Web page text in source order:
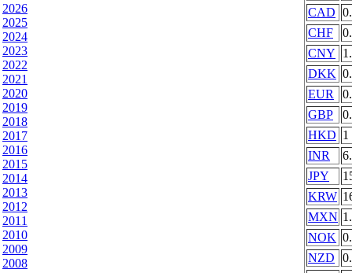
2026
2025
2024
2023
2022
2021
2020
2019
2018
2017
2016
2015
2014
2013
2012
2011
2010
2009
2008
CAD
CHF
CNY
DKK
EUR
GBP
HKD 1
INR
JPY
KRW
MXN
NOK
NZD